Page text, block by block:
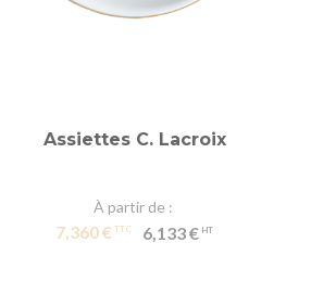
Assiettes C. Lacroix
À partir de
7,360 € 6,133 €